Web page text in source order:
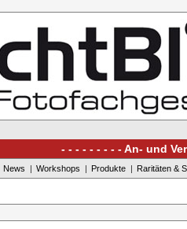
An- und
News Workshops Produkte Raritäten &